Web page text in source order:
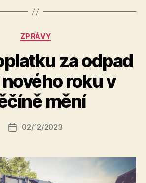
Rubriky
ZPRÁVY
za odpad
roku v
mění
Autor
u
a
s
Datum
02/12/2023